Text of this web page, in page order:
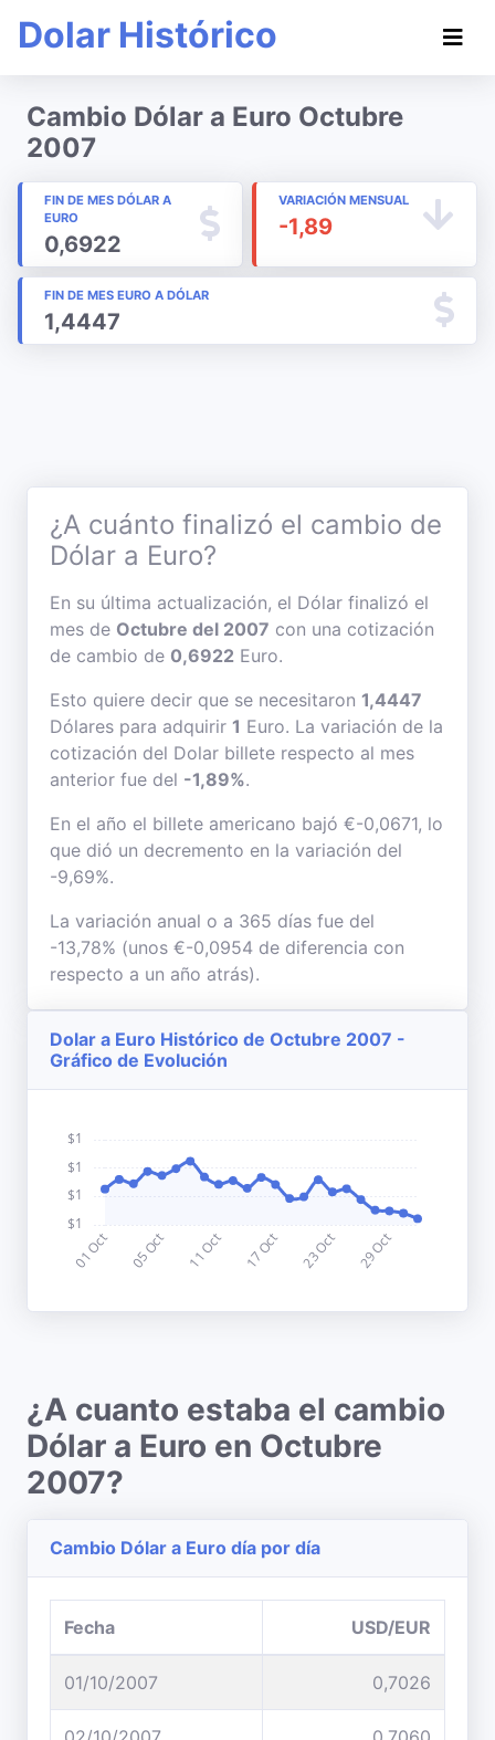
Dolar Histórico
Cambio Dólar a Euro Octubre
2007
FIN DE MES DÓLAR A
EURO
0,6922
VARIACIÓN MENSUAL
-1,89
FIN DE MES EURO A DÓLAR
1,4447
¿A cuánto finalizó el cambio de
Dólar a Euro?
En su última actualización, el Dólar finalizó el
mes de Octubre del 2007 con una cotización
de cambio de 0,6922 Euro.
Esto quiere decir que se necesitaron 1,4447
Dólares para adquirir 1 Euro. La variación de la
cotización del Dolar billete respecto al mes
anterior fue del -1,89%.
En el año el billete americano bajó €-0,0671, lo
que dió un decremento en la variación del
-9,69%.
La variación anual o a 365 días fue del
-13,78% (unos €-0,0954 de diferencia con
respecto a un año atrás).
Dolar a Euro Histórico de Octubre 2007 -
Gráfico de Evolución
¿A cuanto estaba el cambio
Dólar a Euro en Octubre
2007?
Cambio Dólar a Euro día por día
Fecha USD/EUR
01/10/2007 0,7026